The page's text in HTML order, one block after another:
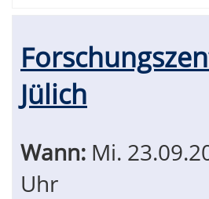
Jülich
Wann: Mi.
Uhr